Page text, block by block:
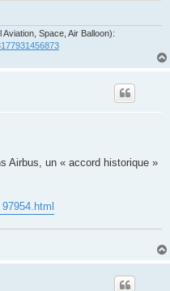
Space, Air Balloon):
Airbus, un « accord historique »